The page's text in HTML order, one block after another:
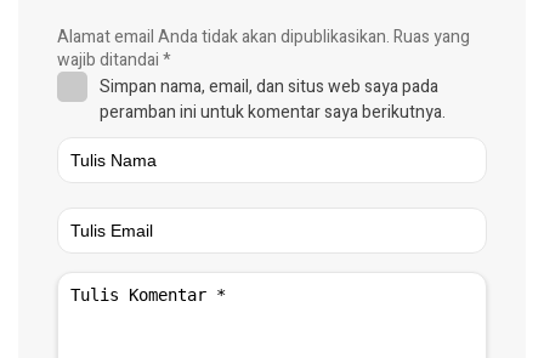
Alamat email Anda tidak akan dipublikasikan.Ruas yang
wajib ditandai*
Simpan nama, email, dan situs web saya pada
peramban ini untuk komentar saya berikutnya.